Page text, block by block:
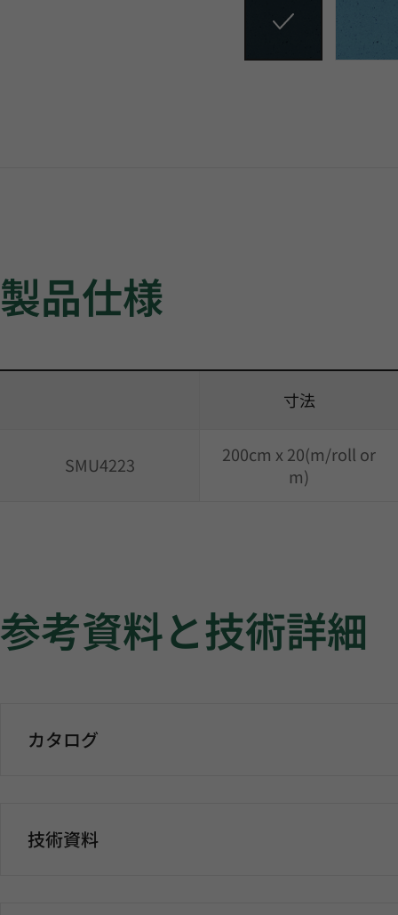
製品仕様
寸法
SMU4223
200cm x 20(m/roll or
m)
参考資料と技術詳細
カタログ
技術資料